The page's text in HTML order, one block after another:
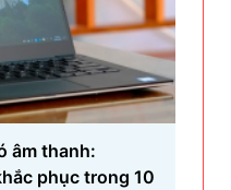
âm thanh:
phục trong 10